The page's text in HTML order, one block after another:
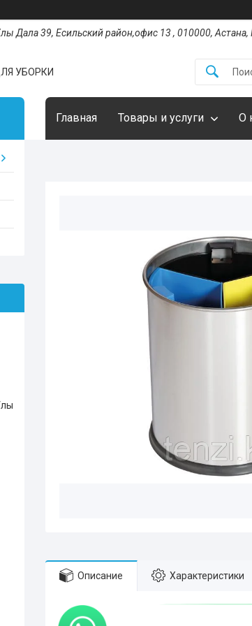
Дала 39, Есильский район,офис 13 , 010000, Астана,
УБОРКИ
Главная Товары и услуги О
Описание Характеристики